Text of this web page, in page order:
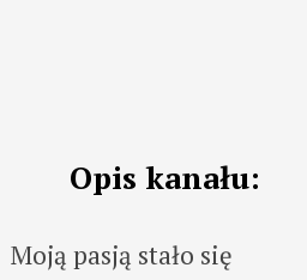
Opis kanału:
Moją pasją stało się